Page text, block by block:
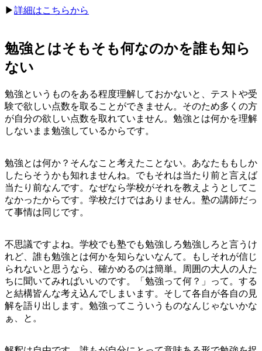
▶︎詳細はこちらから
勉強とはそもそも何なのかを誰も知ら
ない
勉強というものをある程度理解しておかないと、テストや受
験で欲しい点数を取ることができません。そのため多くの方
が自分の欲しい点数を取れていません。勉強とは何かを理解
しないまま勉強しているからです。
勉強とは何か？そんなこと考えたことない。あなたももしか
したらそうかも知れませんね。でもそれは当たり前と言えば
当たり前なんです。なぜなら学校がそれを教えようとしてこ
なかったからです。学校だけではありません。塾の講師だっ
て事情は同じです。
不思議ですよね。学校でも塾でも勉強しろ勉強しろと言うけ
れど、誰も勉強とは何かを知らないなんて。もしそれが信じ
られないと思うなら、確かめるのは簡単。周囲の大人の人た
ちに聞いてみればいいのです。「勉強って何？」って。する
と結構皆んな考え込んでしまいます。そして各自が各自の見
解を語り出します。勉強ってこういうものなんじゃないかな
ぁ、と。